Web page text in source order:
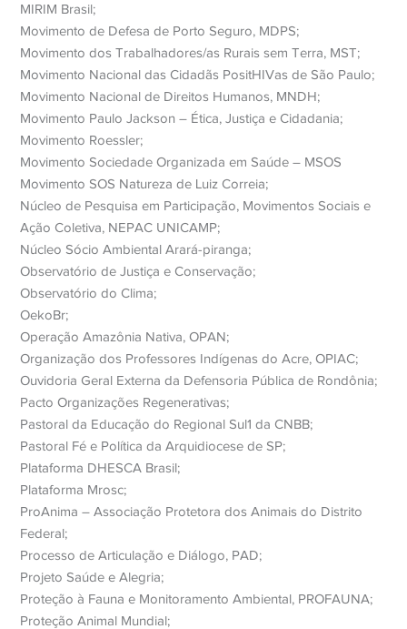
MIRIM Brasil;
Movimento de Defesa de Porto Seguro, MDPS;
Movimento dos Trabalhadores/as Rurais sem Terra, MST;
Movimento Nacional das Cidadãs PositHIVas de São Paulo;
Movimento Nacional de Direitos Humanos, MNDH;
Movimento Paulo Jackson – Ética, Justiça e Cidadania;
Movimento Roessler;
Movimento Sociedade Organizada em Saúde – MSOS
Movimento SOS Natureza de Luiz Correia;
Núcleo de Pesquisa em Participação, Movimentos Sociais e
Ação Coletiva, NEPAC UNICAMP;
Núcleo Sócio Ambiental Arará-piranga;
Observatório de Justiça e Conservação;
Observatório do Clima;
OekoBr;
Operação Amazônia Nativa, OPAN;
Organização dos Professores Indígenas do Acre, OPIAC;
Ouvidoria Geral Externa da Defensoria Pública de Rondônia;
Pacto Organizações Regenerativas;
Pastoral da Educação do Regional Sul1 da CNBB;
Pastoral Fé e Política da Arquidiocese de SP;
Plataforma DHESCA Brasil;
Plataforma Mrosc;
ProAnima – Associação Protetora dos Animais do Distrito
Federal;
Processo de Articulação e Diálogo, PAD;
Projeto Saúde e Alegria;
Proteção à Fauna e Monitoramento Ambiental, PROFAUNA;
Proteção Animal Mundial;